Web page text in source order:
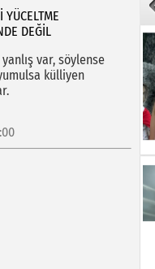
YÜCELTME
DEĞİL
var, söylense
külliyen